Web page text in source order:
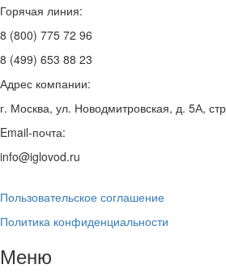
Горячая линия:
8 (800) 775 72 96
8 (499) 653 88 23
Адрес компании:
г. Москва, ул. Новодмитровская, д. 5А,
Email-почта:
info@iglovod.ru
Пользовательское соглашение
Политика конфиденциальности
Меню